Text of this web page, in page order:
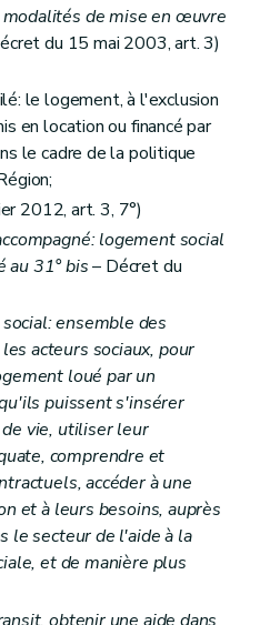
Des aides à l'équipement
Des conditions d'octroi et du calcul des aides
De la procédure
aides au partenariat
relatives aux zones d'initiative privilégiée
l'inoccupation des logements
De la phase amiable
judiciaire
d'octroi des aides et de la mise en gestion
de mise en œuvre
du 15 mai 2003, art. 3)
le logement, à l'exclusion
en location ou financé par
le cadre de la politique
2012, art. 3, 7°)
logement social
au 31°bis– Décret du
ensemble des
acteurs sociaux, pour
loué par un
puissent s'insérer
vie, utiliser leur
comprendre et
accéder à une
et à leurs besoins, auprès
le secteur de l'aide à la
et de manière plus
obtenir une aide dans